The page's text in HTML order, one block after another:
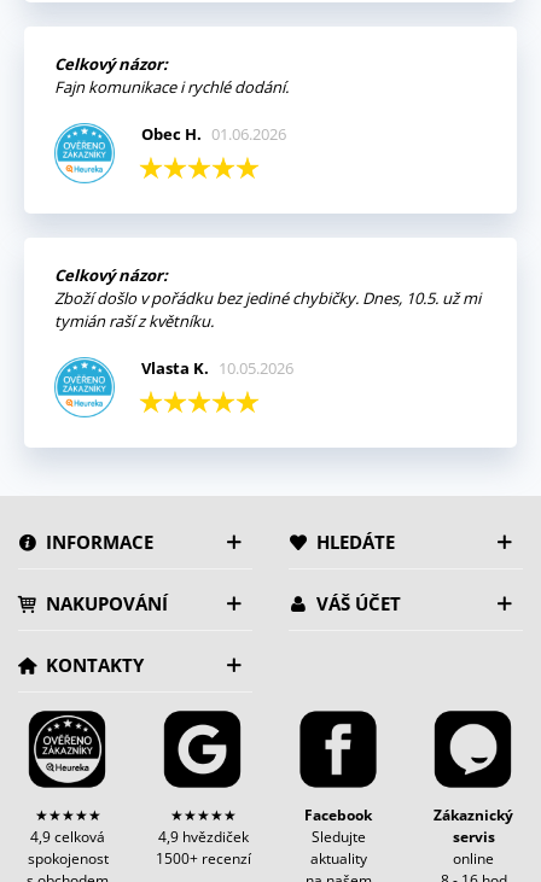
Celkový názor:
Fajn komunikace i rychlé dodání.
Obec H. 01.06.2026
Celkový názor:
Zboží došlo v pořádku bez jediné chybičky. Dnes, 10.5. už mi
tymián raší z květníku.
Vlasta K. 10.05.2026
INFORMACE HLEDÁTE
NAKUPOVÁNÍ VÁŠ ÚČET
KONTAKTY
★★★★★
4,9 celková
spokojenost
★★★★★
4,9 hvězdiček
1500+ recenzí
Facebook
Sledujte
aktuality
Zákaznický
servis
online